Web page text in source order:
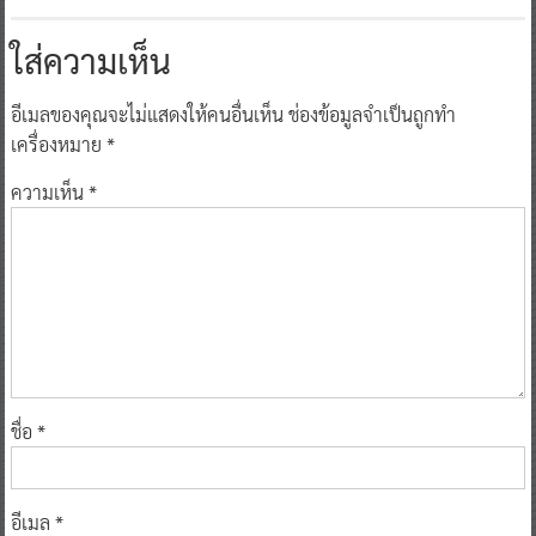
ใส่ความเห็น
อีเมลของคุณจะไม่แสดงให้คนอื่นเห็นช่องข้อมูลจำเป็นถูกทำ
เครื่องหมาย *
ความเห็น*
ชื่อ *
อีเมล *